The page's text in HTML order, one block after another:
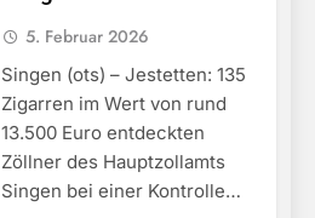
5. Februar 2026
Singen (ots) – Jestetten: 135
Zigarren im Wert von rund
13.500 Euro entdeckten
Zöllner des Hauptzollamts
Singen bei einer Kontrolle…